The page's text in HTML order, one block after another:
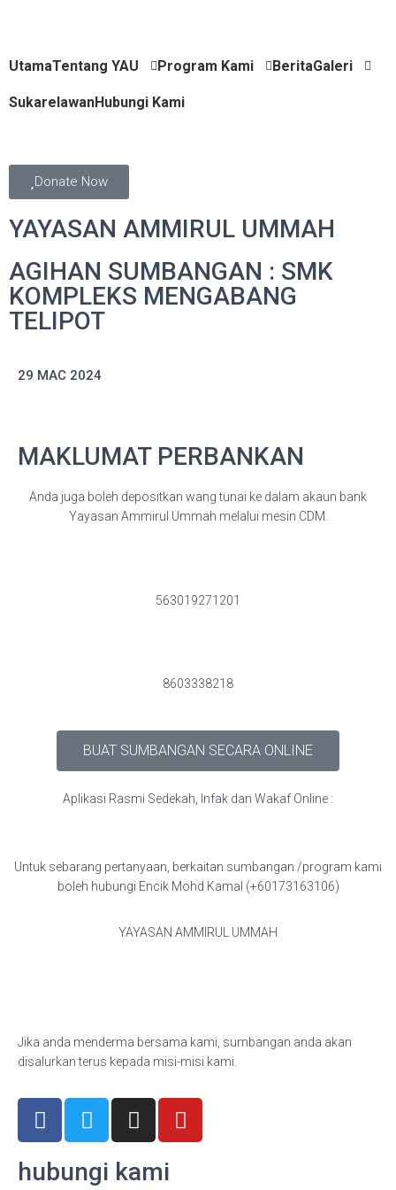
UtamaTentang YAU Program Kami BeritaGaleri
SukarelawanHubungi Kami
Donate Now
YAYASAN AMMIRUL UMMAH
AGIHAN SUMBANGAN : SMK
KOMPLEKS MENGABANG
TELIPOT
29 MAC 2024
MAKLUMAT PERBANKAN
Anda juga boleh depositkan wang tunai ke dalam akaun bank
Yayasan Ammirul Ummah melalui mesin CDM.
563019271201
8603338218
BUAT SUMBANGAN SECARA ONLINE
Aplikasi Rasmi Sedekah, Infak dan Wakaf Online :
Untuk sebarang pertanyaan, berkaitan sumbangan /program kami
boleh hubungi Encik Mohd Kamal (+60173163106)
YAYASAN AMMIRUL UMMAH
Jika anda menderma bersama kami, sumbangan anda akan
disalurkan terus kepada misi-misi kami.
hubungi kami